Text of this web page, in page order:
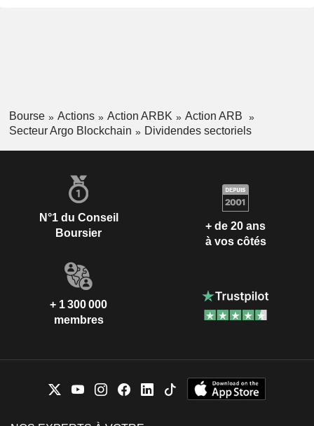
Bourse Actions Action ARBK
Action ARB
Secteur Argo Blockchain
Dividendes sectoriels
N°1 du Conseil
Boursier
+ de 20 ans
à vos côtés
+ 1 300 000
membres